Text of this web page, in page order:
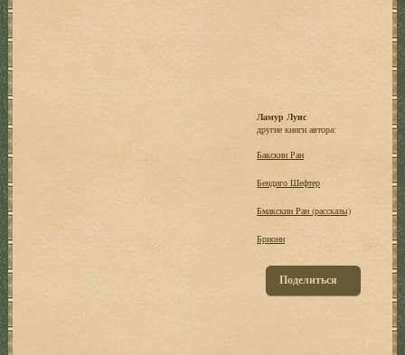
Ламур Луис
другие книги автора:
Бакскин Ран
Бендиго Шефтер
Бмакскин Ран (рассказы)
Брионн
Поделиться